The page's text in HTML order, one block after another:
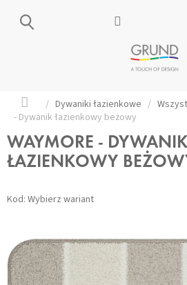
Home
/ Dywaniki łazienkowe /
- Dywanik łazienkowy beżowy
WAYMORE - DYWANIK
ŁAZIENKOWY
Kod: Wybierz wariant